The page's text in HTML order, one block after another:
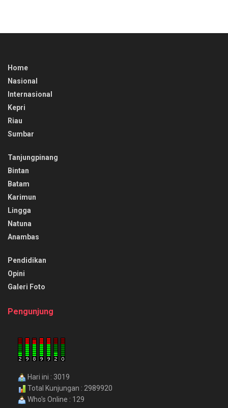
Home
Nasional
Internasional
Kepri
Riau
Sumbar
Tanjungpinang
Bintan
Batam
Karimun
Lingga
Natuna
Anambas
Pendidikan
Opini
Galeri Foto
Pengunjung
Hari ini : 3019
Total Kunjungan : 2989920
Who's Online : 129